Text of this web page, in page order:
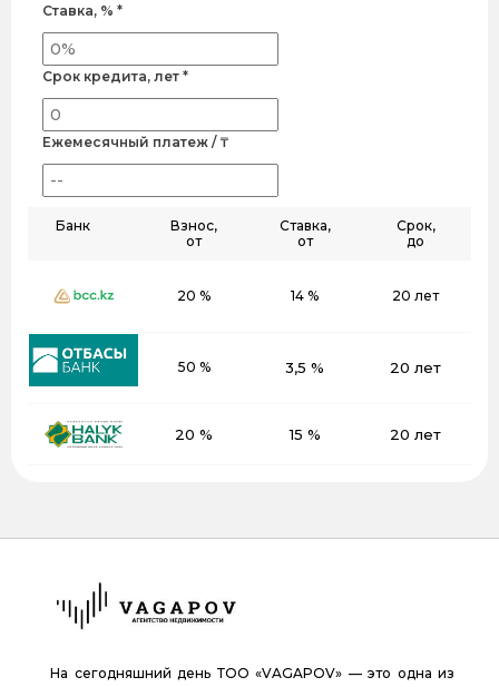
Ставка, % *
Срок кредита, лет *
Ежемесячный платеж / ₸
Банк
Взнос,
от
Ставка,
от
Срок,
до
20 % 14 % 20 лет
50 % 3,5 % 20 лет
20 % 15 % 20 лет
На сегодняшний день ТОО «VAGAPOV» — это одна из